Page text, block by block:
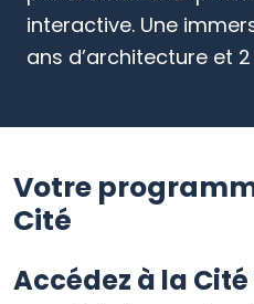
interactive. Une
ans d’architecture et
Votre
Cité
Accédez à la